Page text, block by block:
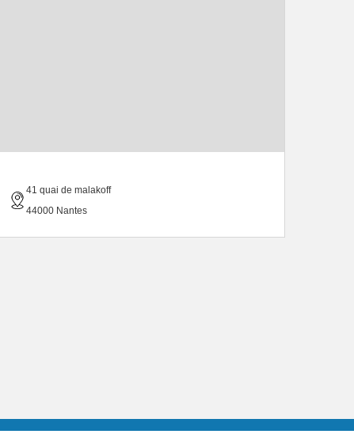
41 quai de malakoff
44000 Nantes